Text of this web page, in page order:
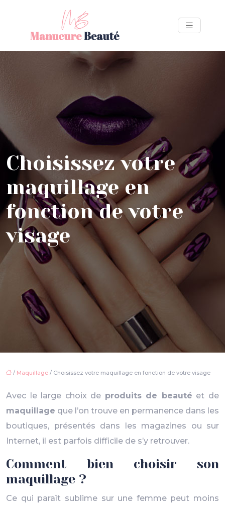
Choisissez votre
maquillage en
fonction de votre
visage
/ Maquillage / Choisissez votre maquillage en fonction de votre visage
Avec le large choix de produits de beauté et de
maquillage que l’on trouve en permanence dans les
boutiques, présentés dans les magazines ou sur
Internet, il est parfois difficile de s’y retrouver.
Comment bien choisir son
maquillage ?
Ce qui paraît sublime sur une femme peut moins